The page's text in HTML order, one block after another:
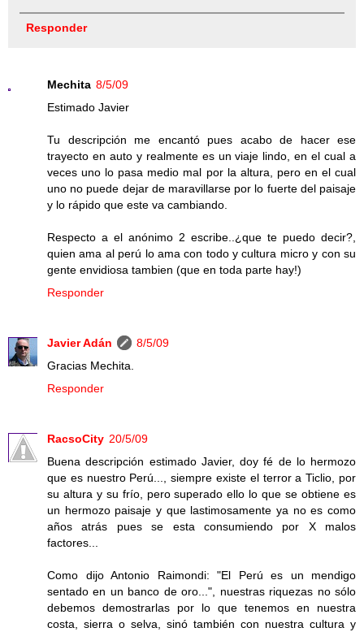
Responder
Mechita 8/5/09
Estimado Javier
Tu descripción me encantó pues acabo de hacer ese
trayecto en auto y realmente es un viaje lindo, en el cual a
veces uno lo pasa medio mal por la altura, pero en el cual
uno no puede dejar de maravillarse por lo fuerte del paisaje
y lo rápido que este va cambiando.
Respecto a el anónimo 2 escribe..¿que te puedo decir?,
quien ama al perú lo ama con todo y cultura micro y con su
gente envidiosa tambien (que en toda parte hay!)
Responder
Javier Adán
8/5/09
Gracias Mechita.
Responder
RacsoCity 20/5/09
Buena descripción estimado Javier, doy fé de lo hermozo
que es nuestro Perú..., siempre existe el terror a Ticlio, por
su altura y su frío, pero superado ello lo que se obtiene es
un hermozo paisaje y que lastimosamente ya no es como
años atrás pues se esta consumiendo por X malos
factores...
Como dijo Antonio Raimondi: "El Perú es un mendigo
sentado en un banco de oro...", nuestras riquezas no sólo
debemos demostrarlas por lo que tenemos en nuestra
costa, sierra o selva, sinó también con nuestra cultura y